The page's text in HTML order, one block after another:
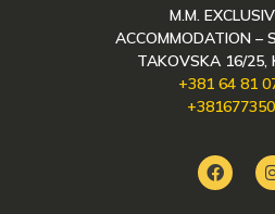
M.M.
ACCOMMODATION –
TAKOVSKA 16/25,
+381 64 81